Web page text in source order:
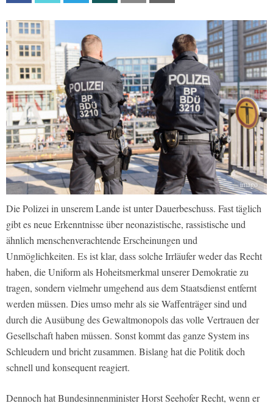
imago
Die Polizei in unserem Lande ist unter Dauerbeschuss. Fast täglich
gibt es neue Erkenntnisse über neonazistische, rassistische und
ähnlich menschenverachtende Erscheinungen und
Unmöglichkeiten. Es ist klar, dass solche Irrläufer weder das Recht
haben, die Uniform als Hoheitsmerkmal unserer Demokratie zu
tragen, sondern vielmehr umgehend aus dem Staatsdienst entfernt
werden müssen. Dies umso mehr als sie Waffenträger sind und
durch die Ausübung des Gewaltmonopols das volle Vertrauen der
Gesellschaft haben müssen. Sonst kommt das ganze System ins
Schleudern und bricht zusammen. Bislang hat die Politik doch
schnell und konsequent reagiert.
Dennoch hat Bundesinnenminister Horst Seehofer Recht, wenn er